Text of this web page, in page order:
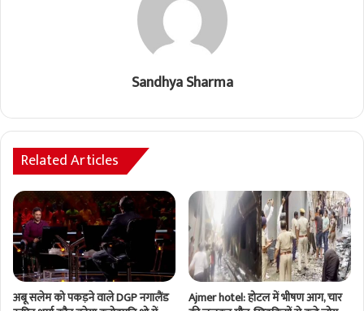
Sandhya Sharma
Related Articles
अबू सलेम को पकड़ने वाले DGP नगालैंड
Ajmer hotel: होटल में भीषण आग, चार